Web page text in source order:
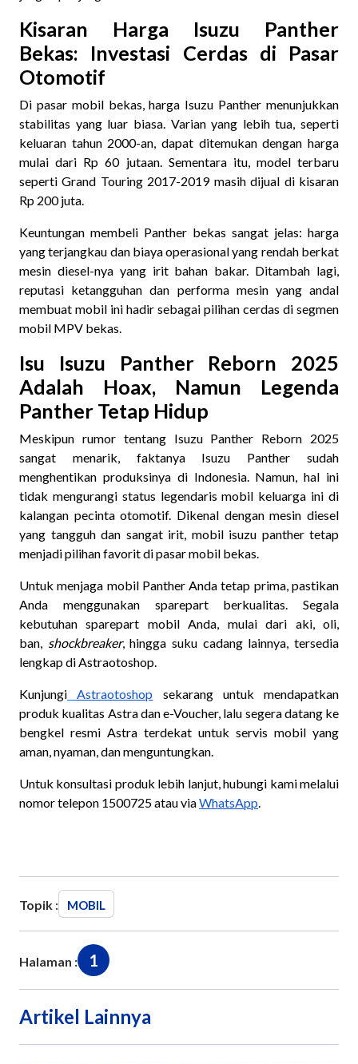
Kisaran Harga Isuzu Panther
Bekas: Investasi Cerdas di Pasar
Otomotif
Di pasar mobil bekas, harga Isuzu Panther menunjukkan
stabilitas yang luar biasa. Varian yang lebih tua, seperti
keluaran tahun 2000-an, dapat ditemukan dengan harga
mulai dari Rp 60 jutaan. Sementara itu, model terbaru
seperti Grand Touring 2017-2019 masih dijual di kisaran
Rp 200 juta.
Keuntungan membeli Panther bekas sangat jelas: harga
yang terjangkau dan biaya operasional yang rendah berkat
mesin diesel-nya yang irit bahan bakar. Ditambah lagi,
reputasi ketangguhan dan performa mesin yang andal
membuat mobil ini hadir sebagai pilihan cerdas di segmen
mobil MPV bekas.
Isu Isuzu Panther Reborn 2025
Adalah Hoax, Namun Legenda
Panther Tetap Hidup
Meskipun rumor tentang Isuzu Panther Reborn 2025
sangat menarik, faktanya Isuzu Panther sudah
menghentikan produksinya di Indonesia. Namun, hal ini
tidak mengurangi status legendaris mobil keluarga ini di
kalangan pecinta otomotif. Dikenal dengan mesin diesel
yang tangguh dan sangat irit, mobil isuzu panther tetap
menjadi pilihan favorit di pasar mobil bekas.
Untuk menjaga mobil Panther Anda tetap prima, pastikan
Anda menggunakan sparepart berkualitas. Segala
kebutuhan sparepart mobil Anda, mulai dari aki, oli,
ban, shockbreaker, hingga suku cadang lainnya, tersedia
lengkap di Astraotoshop.
Kunjungi Astraotoshop sekarang untuk mendapatkan
produk kualitas Astra dan e-Voucher, lalu segera datang ke
bengkel resmi Astra terdekat untuk servis mobil yang
aman, nyaman, dan menguntungkan.
Untuk konsultasi produk lebih lanjut, hubungi kami melalui
nomor telepon 1500725 atau viaWhatsApp.
Topik : MOBIL
Halaman : 1
Artikel Lainnya